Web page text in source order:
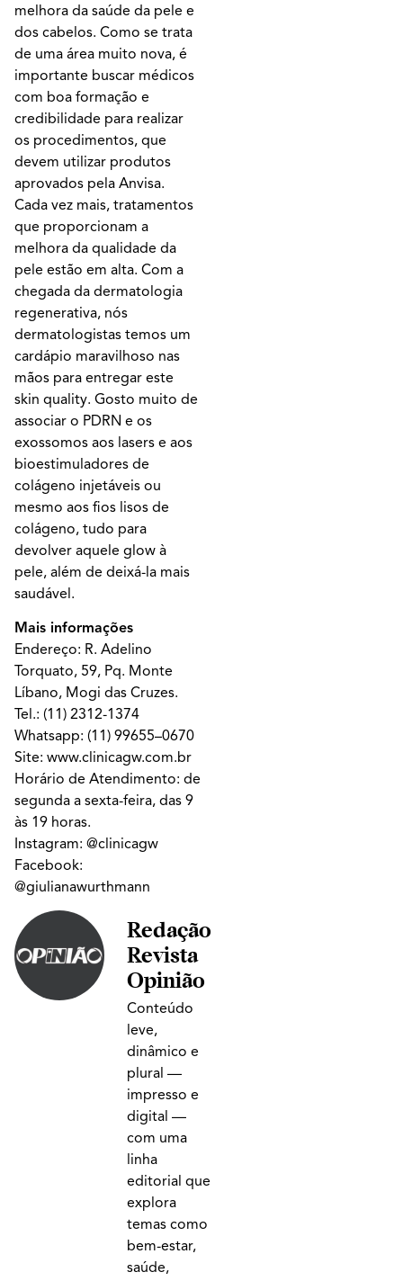
melhora da saúde da pele e
dos cabelos. Como se trata
de uma área muito nova, é
importante buscar médicos
com boa formação e
credibilidade para realizar
os procedimentos, que
devem utilizar produtos
aprovados pela Anvisa.
Cada vez mais, tratamentos
que proporcionam a
melhora da qualidade da
pele estão em alta. Com a
chegada da dermatologia
regenerativa, nós
dermatologistas temos um
cardápio maravilhoso nas
mãos para entregar este
skin quality. Gosto muito de
associar o PDRN e os
exossomos aos lasers e aos
bioestimuladores de
colágeno injetáveis ou
mesmo aos fios lisos de
colágeno, tudo para
devolver aquele glow à
pele, além de deixá-la mais
saudável.
Mais informações
Endereço: R. Adelino
Torquato, 59, Pq. Monte
Líbano, Mogi das Cruzes.
Tel.: (11) 2312-1374
Whatsapp: (11) 99655–0670
Site: www.clinicagw.com.br
Horário de Atendimento: de
segunda a sexta-feira, das 9
às 19 horas.
Instagram: @clinicagw
Facebook:
@giulianawurthmann
Redação
Revista
Opinião
Conteúdo
leve,
dinâmico e
plural —
impresso e
digital —
com uma
linha
editorial que
explora
temas como
bem-estar,
saúde,